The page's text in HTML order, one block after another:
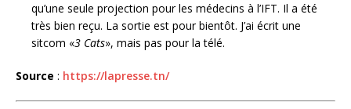
qu’une seule projection pour les médecins à l’IFT. Il a été
très bien reçu. La sortie est pour bientôt. J’ai écrit une
sitcom «3 Cats», mais pas pour la télé.
Source : https://lapresse.tn/